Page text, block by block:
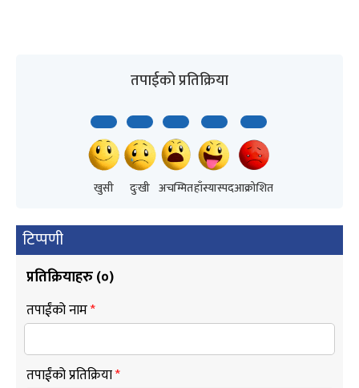
तपाईको प्रतिक्रिया
खुसी दुःखी अचम्मितहाँस्यास्पदआक्रोशित
टिप्पणी
प्रतिक्रियाहरु (०)
तपाईंको नाम*
तपाईंको प्रतिक्रिया*